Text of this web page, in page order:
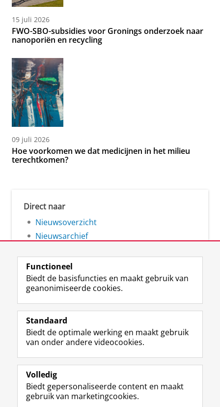
15 juli 2026
FWO-SBO-subsidies voor Gronings onderzoek naar
nanoporiën en recycling
09 juli 2026
Hoe voorkomen we dat medicijnen in het milieu
terechtkomen?
Direct naar
Nieuwsoverzicht
Nieuwsarchief
Volg de RUG
F
a
e
b
o
p
a
L
i
k
e
I
-
p
R
S
-
f
e
R
I
n
t
r
m
Y
o
T
e
k
Studiekiezers
Alumni
Over ons
Functioneel
Biedt de basisfuncties en maakt gebruik van
geanonimiseerde cookies.
Standaard
Biedt de optimale werking en maakt gebruik
van onder andere videocookies.
Volledig
Biedt gepersonaliseerde content en maakt
gebruik van marketingcookies.